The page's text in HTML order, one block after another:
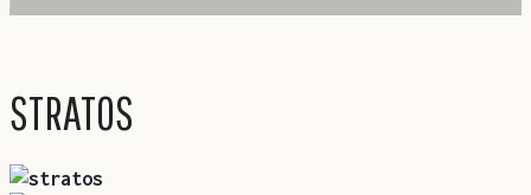
SHOP
SMIL
STRATOS